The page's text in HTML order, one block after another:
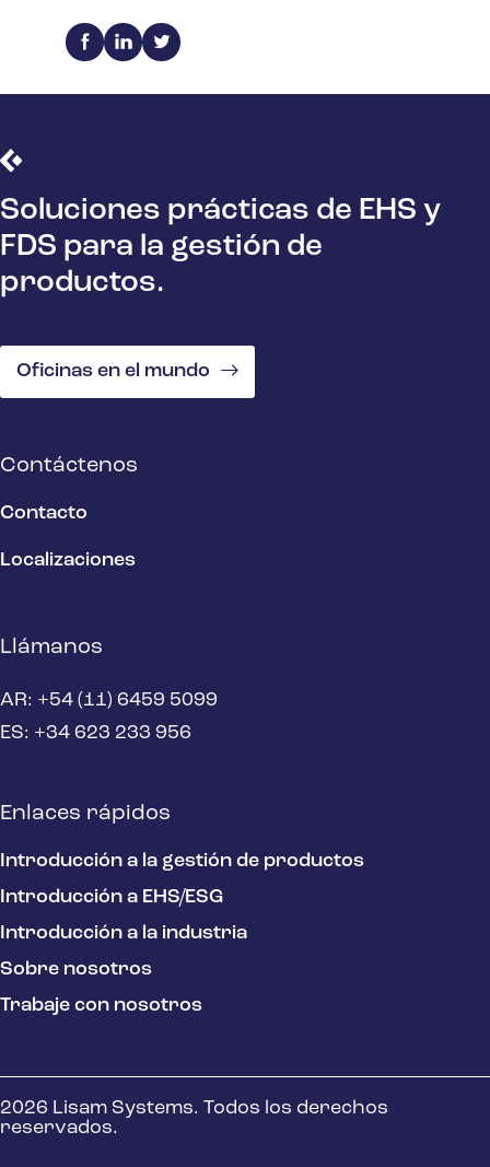
Soluciones prácticas de EHS y
FDS para la gestión de
productos.
Oficinas en el mundo
Contáctenos
Contacto
Localizaciones
Llámanos
AR: +54 (11) 6459 5099
ES: +34 623 233 956
Enlaces rápidos
Introducción a la gestión de productos
Introducción a EHS/ESG
Introducción a la industria
Sobre nosotros
Trabaje con nosotros
2026 Lisam Systems. Todos los derechos
reservados.